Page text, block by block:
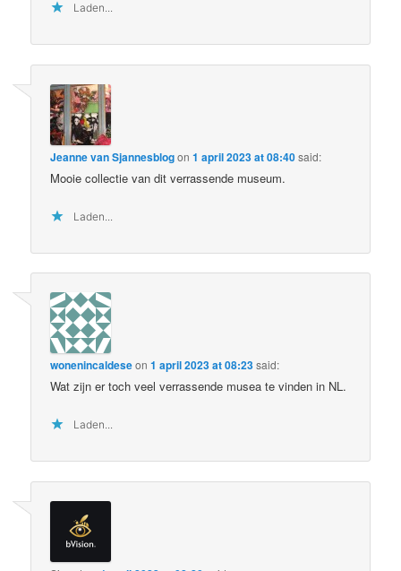
Laden...
Jeanne van Sjannesblogon1 april 2023 at 08:40said:
Mooie collectie van dit verrassende museum.
Laden...
wonenincaldeseon1 april 2023 at 08:23said:
Wat zijn er toch veel verrassende musea te vinden in NL.
Laden...